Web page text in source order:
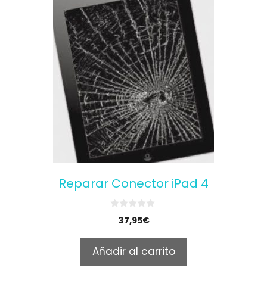
Reparar Conector iPad 4
o
f
5
37,95€
Añadir al carrito